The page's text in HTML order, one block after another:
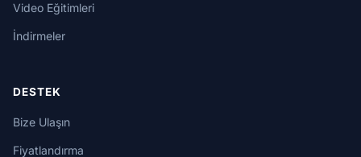
Video Eğitimleri
İndirmeler
DESTEK
Bize Ulaşın
Fiyatlandırma